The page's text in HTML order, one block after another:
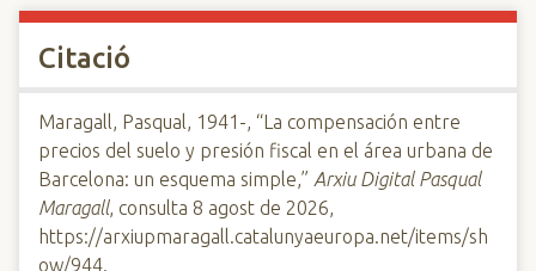
Citació
Maragall, Pasqual, 1941-, “La compensación entre
precios del suelo y presión fiscal en el área urbana de
Barcelona: un esquema simple,” Arxiu Digital Pasqual
Maragall, consulta 8 agost de 2026,
https://arxiupmaragall.catalunyaeuropa.net/items/sh
ow/944.